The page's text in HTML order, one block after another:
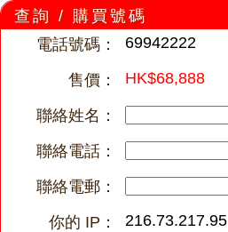
查詢 / 購買號碼
電話號碼：
69942222
售價： HK$68,888
聯絡姓名：
聯絡電話：
聯絡電郵：
你的 IP：
216.73.217.95